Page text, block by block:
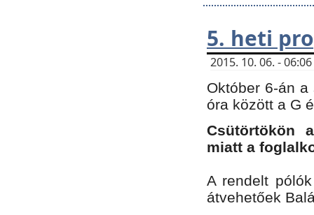
5. heti
2015. 10. 06. -
Október 6-án
óra között a G
Csütörtökön
miatt a
A rendelt
átvehetőek